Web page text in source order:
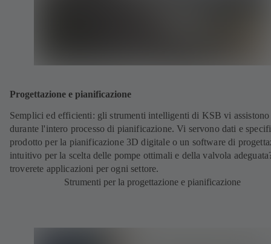
Progettazione e pianificazione
Semplici ed efficienti: gli strumenti intelligenti di KSB vi assistono
durante l'intero processo di pianificazione. Vi servono dati e
prodotto per la pianificazione 3D digitale o un software di
intuitivo per la scelta delle pompe ottimali e della valvola
troverete applicazioni per ogni settore.
Strumenti per la progettazione e pianificazione